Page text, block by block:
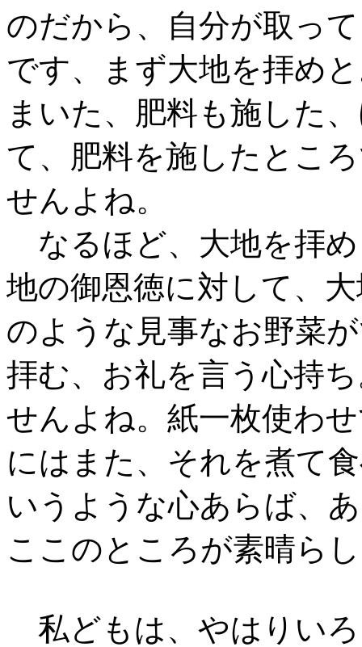
のだから、自分が取っ
です、まず大地を拝め
まいた、肥料も施した
て、肥料を施したとこ
せんよね。
なるほど、大地を拝
地の御恩徳に対して、
のような見事なお野菜
拝む、お礼を言う心持
せんよね。紙一枚使わ
にはまた、それを煮て
いうような心あらば、
ここのところが素晴ら
私どもは、やはりい